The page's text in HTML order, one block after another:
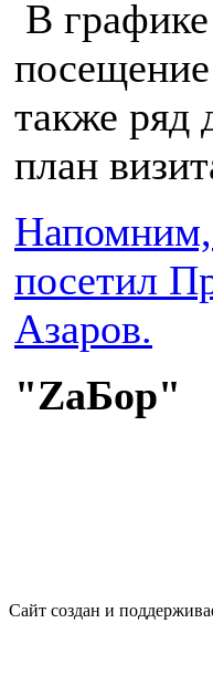
В
посещение
также ряд
план
Напомним,
посетил
Азаров.
"ZaБор"
Сайт создан и